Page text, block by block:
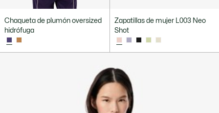
Chaqueta de plumón oversized
hidrófuga
Zapatillas de mujer L003 Neo
Shot